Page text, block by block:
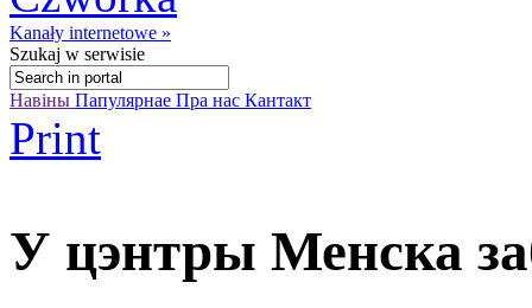
Kanały internetowe »
Szukaj w serwisie
Навіны Папулярнае Пра нас Кантакт
Print
У цэнтры Менска